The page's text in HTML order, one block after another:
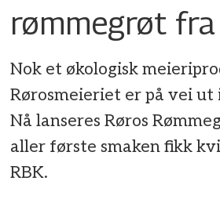
rømmegrøt fra
Nok et økologisk
Rørosmeieriet er på vei
Nå lanseres Røros
aller første smaken fikk
RBK.